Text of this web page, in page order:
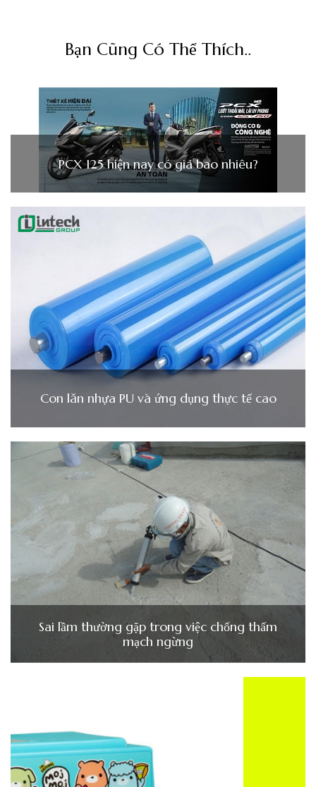
Bạn Cũng Có Thể Thích..
PCX 125 hiện nay có giá bao nhiêu?
Con lăn nhựa PU và ứng dụng thực tế cao
Sai lầm thường gặp trong việc chống thấm
mạch ngừng